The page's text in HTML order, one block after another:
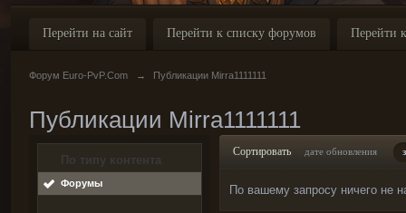
Перейти на сайт Перейти к списку форумов Перейти
Форум Euro-PvP.Com → Публикации Mirra1111111
Публикации Mirra1111111
По типу контента
Форумы
Сортировать дате обновления
По вашему запросу ничего не